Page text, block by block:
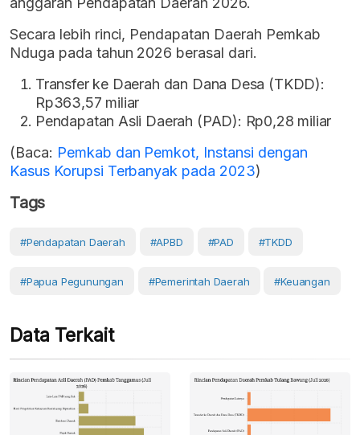
Secara lebih rinci, Pendapatan Daerah Pemkab
Nduga pada tahun 2026 berasal dari.
Transfer ke Daerah dan Dana Desa (TKDD):
Rp363,57 miliar
Pendapatan Asli Daerah (PAD): Rp0,28 miliar
(Baca: Pemkab dan Pemkot, Instansi dengan
Kasus Korupsi Terbanyak pada 2023)
Tags
#Pendapatan Daerah #APBD #PAD #TKDD
#Papua Pegunungan #Pemerintah Daerah #Keuangan
Data Terkait